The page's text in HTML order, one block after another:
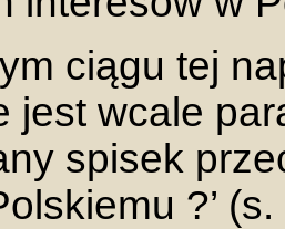
ciągu tej
jest wcale
spisek
?’